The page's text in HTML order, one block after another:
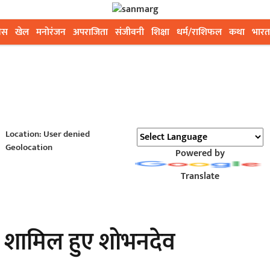
खेल मनोरंजन अपराजिता संजीवनी शिक्षा धर्म/राशिफल कथा भारत
Location: User denied
Geolocation
Powered by
Translate
हुए शोभनदेव